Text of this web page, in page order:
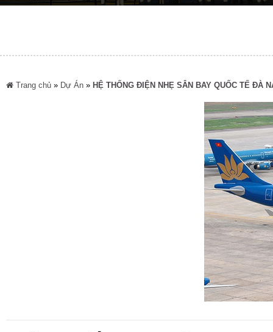
Trang chủ » Dự Án » HỆ THỐNG ĐIỆN NHẸ SÂN BAY QUỐC TẾ ĐÀ